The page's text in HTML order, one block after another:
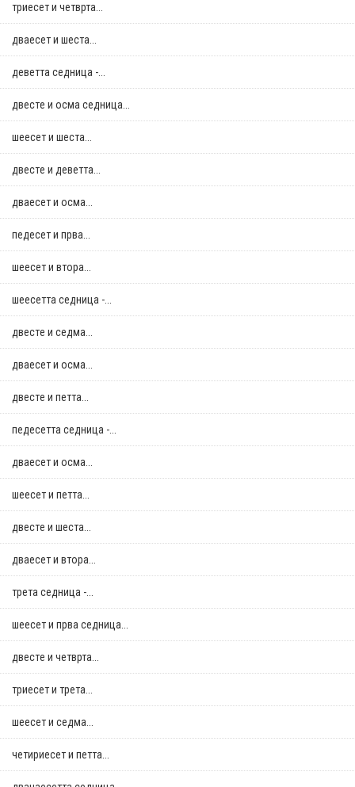
триесет и четврта...
дваесет и шеста...
деветта седница -...
двестe и осма седница...
шеесет и шеста...
двестe и деветта...
дваесет и осма...
педесет и прва...
шеесет и втора...
шеесетта седница -...
двестe и седма...
дваесет и осма...
двестe и петта...
педесетта седница -...
дваесет и осма...
шеесет и петта...
двестe и шеста...
дваесет и втора...
трета седница -...
шеесет и прва седница...
двестe и четврта...
триесет и трета...
шеесет и седма...
четириесет и петта...